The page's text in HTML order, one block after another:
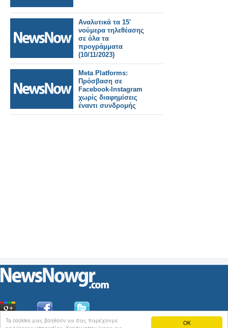
OK
Ta cookies μας βοηθούν να σας παρέχουμε
Αναλυτικά τα 15'
νούμερα τηλεθέασης
σε όλα τα
προγράμματα
(10/11/2023)
Meta Platforms:
Πρόσβαση σε
Facebook-Instagram
χωρίς διαφημίσεις
έναντι συνδρομής